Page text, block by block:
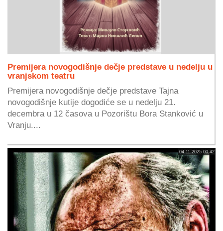
Premijera novogodišnje dečje predstave u nedelju u
vranjskom teatru
Premijera novogodišnje dečje predstave Tajna
novogodišnje kutije dogodiće se u nedelju 21.
decembra u 12 časova u Pozorištu Bora Stanković u
Vranju....
04.11.2025 00:42